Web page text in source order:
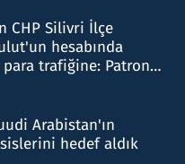
CHP Silivri İlçe
hesabında
trafiğine: Patron
Arabistan'ın
hedef aldık